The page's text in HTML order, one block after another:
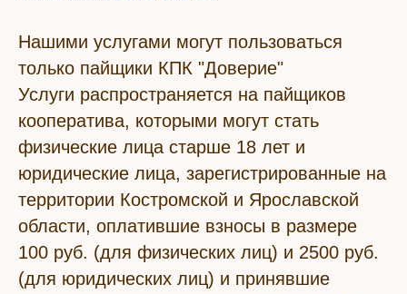
Нашими услугами могут пользоваться
только пайщики КПК "Доверие"
Услуги распространяется на пайщиков
кооператива, которыми могут стать
физические лица старше 18 лет и
юридические лица, зарегистрированные на
территории Костромской и Ярославской
области, оплатившие взносы в размере
100 руб. (для физических лиц) и 2500 руб.
(для юридических лиц) и принявшие